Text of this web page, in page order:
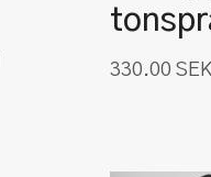
330.00SEK